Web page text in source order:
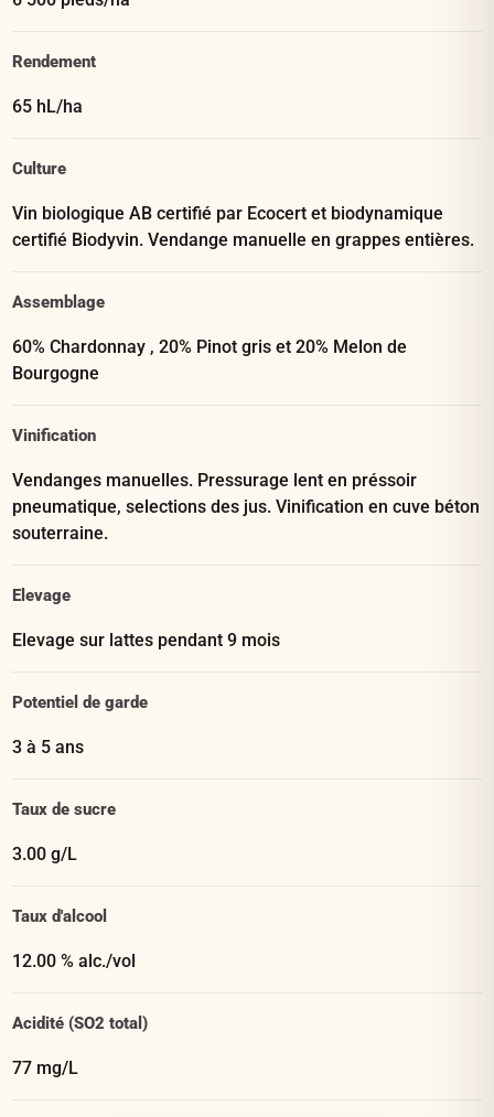
Rendement
65 hL/ha
Culture
Vin biologique AB certifié par Ecocert et biodynamique
certifié Biodyvin. Vendange manuelle en grappes entières.
Assemblage
60% Chardonnay , 20% Pinot gris et 20% Melon de
Bourgogne
Vinification
Vendanges manuelles. Pressurage lent en préssoir
pneumatique, selections des jus. Vinification en cuve béton
souterraine.
Elevage
Elevage sur lattes pendant 9 mois
Potentiel de garde
3 à 5 ans
Taux de sucre
3.00 g/L
Taux d'alcool
12.00 % alc./vol
Acidité (SO2 total)
77 mg/L